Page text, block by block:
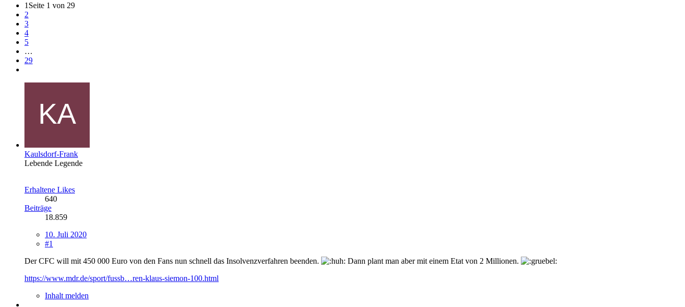
1 Seite 1 von 29
2
3
4
5
…
29
Kaulsdorf-Frank
Lebende Legende
Erhaltene Likes
640
Beiträge
18.859
10. Juli 2020
#1
Der CFC will mit 450 000 Euro von den Fans nun schnell das Insolvenzverfahren beenden.
Dann plant man aber mit einem Etat von 2 Millionen.
https://www.mdr.de/sport/fussb…ren-klaus-siemon-100.html
Inhalt melden